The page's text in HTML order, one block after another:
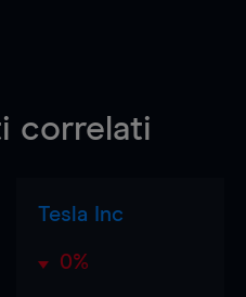
correlati
Tesla Inc
0%